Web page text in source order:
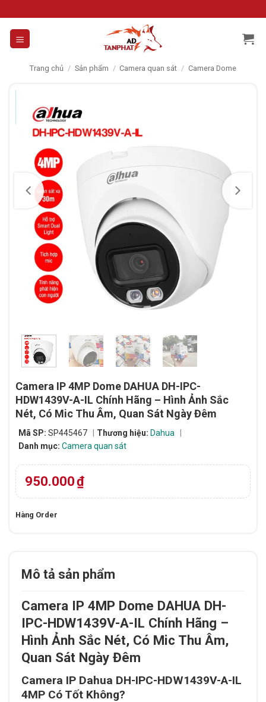
to
content
Trang chủ / Sản phẩm / Camera quan sát / Camera Dome
Camera IP 4MP Dome DAHUA DH-IPC-
HDW1439V-A-IL Chính Hãng – Hình Ảnh Sắc
Nét, Có Mic Thu Âm, Quan Sát Ngày Đêm
Mã SP: SP445467 Thương hiệu: Dahua
Danh mục: Camera quan sát
950.000₫
Hàng Order
Mô tả sản phẩm
Camera IP 4MP Dome DAHUA DH-
IPC-HDW1439V-A-IL Chính Hãng –
Hình Ảnh Sắc Nét, Có Mic Thu Âm,
Quan Sát Ngày Đêm
Camera IP Dahua DH-IPC-HDW1439V-A-IL
4MP Có Tốt Không?